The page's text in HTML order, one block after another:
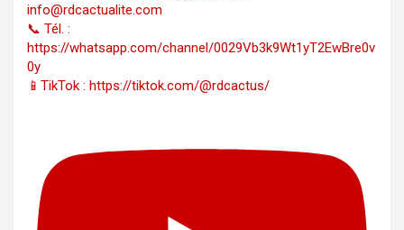
info@rdcactualite.com
📞 Tél. : ‪‪‪‪‪‪‪‪‪‪‪‪‪‪‪‪‪‪‪‪‪‪‪‪‪‪‪‪‪‪‪‪
https://whatsapp.com/channel/0029Vb3k9Wt1yT2EwBre0v
0y
📱TikTok : https://tiktok.com/@rdcactus/